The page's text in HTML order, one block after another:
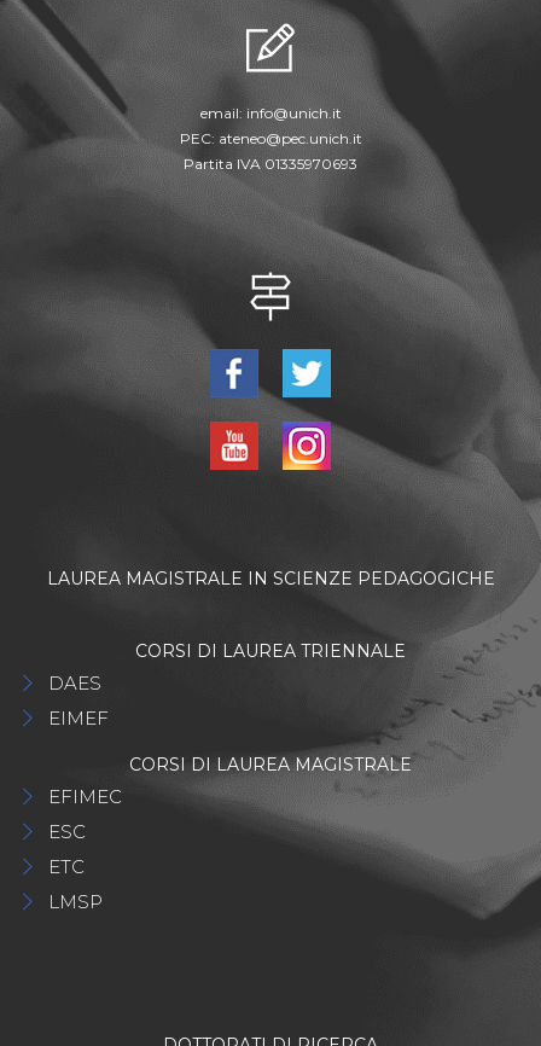
email: info@unich.it
PEC: ateneo@pec.unich.it
Partita IVA 01335970693
LAUREA MAGISTRALE IN SCIENZE PEDAGOGICHE
CORSI DI LAUREA TRIENNALE
DAES
EIMEF
CORSI DI LAUREA MAGISTRALE
EFIMEC
ESC
ETC
LMSP